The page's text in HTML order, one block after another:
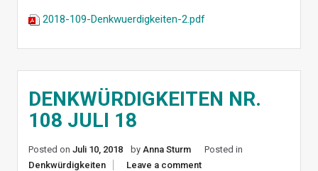
2018-109-Denkwuerdigkeiten-2.pdf
DENKWÜRDIGKEITEN NR.
108 JULI 18
Posted on Juli 10, 2018 by Anna Sturm
Posted in
Denkwürdigkeiten
Leave a comment